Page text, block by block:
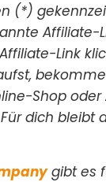
(*)
Affiliate-
Link
Shop oder
dich bleibt
gibt es